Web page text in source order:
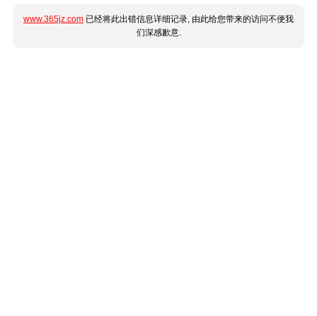
www.365jz.com 已经将此出错信息详细记录, 由此给您带来的访问不便我
们深感歉意.